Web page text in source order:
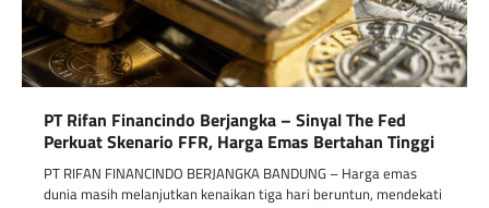
PT Rifan Financindo Berjangka – Sinyal The Fed
Perkuat Skenario FFR, Harga Emas Bertahan Tinggi
PT RIFAN FINANCINDO BERJANGKA BANDUNG – Harga emas
dunia masih melanjutkan kenaikan tiga hari beruntun, mendekati